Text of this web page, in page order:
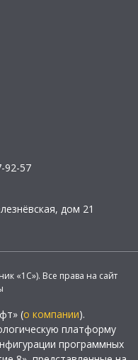
92-57
дом 21
«1С»). Все права на сайт
(о компании).
платформу
программных